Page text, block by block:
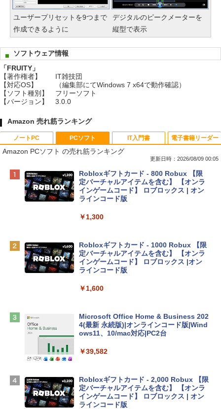
ユーザープリセットを9つまで
作成できるように
デジタルのピークメーターを
縦型で表示
ソフトウェア情報
「FRUITY」
【著作権者】
IT雑技団
【対応OS】
（編集部にてWindows 7 x64で動作確認）
【ソフト種別】
フリーソフト
【バージョン】
3.0.0
Amazon 売れ筋ランキング
ノートPC
Apple 2026 MacBook Neo A18 Proチッ
プ搭載13インチノートブック：AIとAppl
e Intelligenceのために設計、Liquid Ret
inaディスプレイ、8GBユニファイドメモ
eTime HDカメラ、Touch ID - インディ
￥137,800
tomtoc 360°保護 15.6 16インチ パソコ
book Lenovo対応
Apple 2026 MacBook Air M5チップ搭載
igence、13.6インチLiquid Retinaディ
レームカメラ、日本語キーボード、Touc
h ID - ミッドナイト
￥224,800
PCソフト
Amazon PCソフト の売れ筋ランキング
更新日時：2026/08/09 00:05
Robloxギフトカード - 800 Robux 【限
定バーチャルアイテムを含む】 【オンラ
インゲームコード】 ロブロックス | オン
ラインコード版
￥1,300
Robloxギフトカード - 1000 Robux 【限
定バーチャルアイテムを含む】 【オンラ
インゲームコード】 ロブロックス |オン
ラインコード版
￥1,600
Microsoft Office Home & Business 202
4(最新 永続版)|オンラインコード版|Wind
ows11、10/mac対応|PC2台
￥39,582
Robloxギフトカード - 2,000 Robux 【限
定バーチャルアイテムを含む】 【オンラ
インゲームコード】 ロブロックス | オン
ラインコード版
IT入門書 電子書籍リーダー